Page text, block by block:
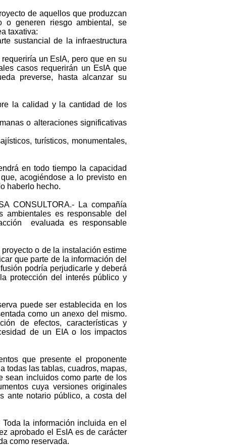
de aquellos que produzcan
o generen riesgo ambiental, se
taxativa:
sustancial de la infraestructura
un EsIA, pero que en su
casos requerirán un EsIA que
preverse, hasta alcanzar su
la calidad y la cantidad de los
o alteraciones significativas
turísticos, monumentales,
en todo tiempo la capacidad
acogiéndose a lo previsto en
haberlo hecho.
CONSULTORA.- La compañía
ambientales es responsable del
evaluada es responsable
o de la instalación estime
que parte de la información del
podría perjudicarle y deberá
protección del interés público y
puede ser establecida en los
como un anexo del mismo.
de efectos, características y
de un EIA o los impactos
que presente el proponente
todas las tablas, cuadros, mapas,
sean incluidos como parte de los
cuya versiones originales
ante notario público, a costa del
la información incluida en el
aprobado el EsIA es de carácter
como reservada.